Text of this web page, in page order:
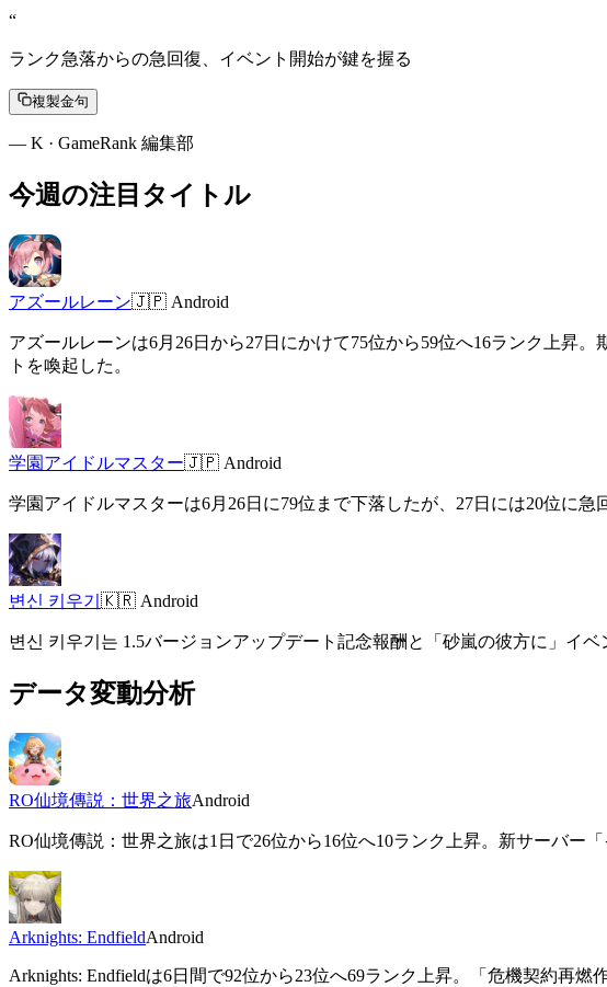
“
ランク急落からの急回復、イベント開始が鍵を握る
複製金句
— K · GameRank 編集部
今週の注目タイトル
アズールレーン🇯🇵 Android
アズールレーンは6月26日から27日にかけて75位から59位へ16ランク上昇
トを喚起した。
学園アイドルマスター🇯🇵 Android
学園アイドルマスターは6月26日に79位まで下落したが、27日には20位に
변신 키우기 🇰🇷 Android
변신 키우기는 1.5バージョンアップデート記念報酬と「砂嵐の彼方に」イ
データ変動分析
RO仙境傳説：世界之旅Android
RO仙境傳説：世界之旅は1日で26位から16位へ10ランク上昇。新サーバー
Arknights: EndfieldAndroid
Arknights: Endfieldは6日間で92位から23位へ69ランク上昇。「危機契約再